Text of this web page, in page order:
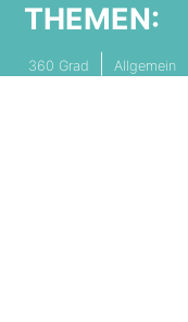
THEMEN:
360 Grad Allgemein